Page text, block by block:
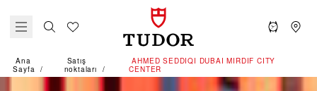
Ana
Sayfa
Satış
noktaları
‭AHMED SEDDIQI DUBAI MIRDIF CITY
CENTER‬